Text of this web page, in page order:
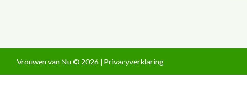
Vrouwen van Nu © 2026 | Privacyverklaring